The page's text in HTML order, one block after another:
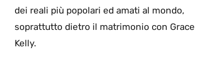
dei reali più popolari ed amati al mondo,
soprattutto dietro il matrimonio con Grace
Kelly.